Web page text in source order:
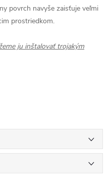
povrch navyše zaisťuje veľmi
prostriedkom.
ju inštalovať trojakým